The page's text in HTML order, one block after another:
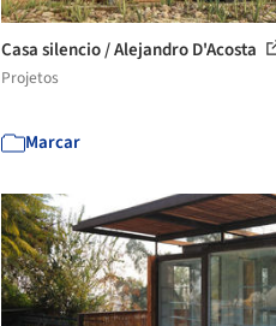
Casa silencio / Alejandro D'Acosta
Projetos
Marcar